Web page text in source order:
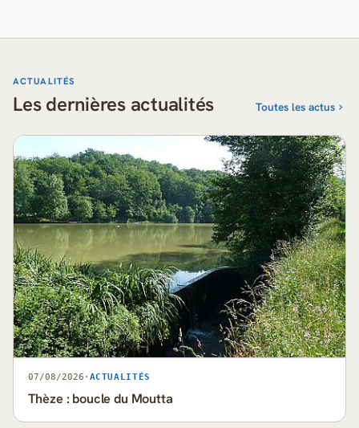
ACTUALITÉS
Les dernières actualités Toutes les actus
07/08/2026 · ACTUALITÉS
Thèze : boucle du Moutta